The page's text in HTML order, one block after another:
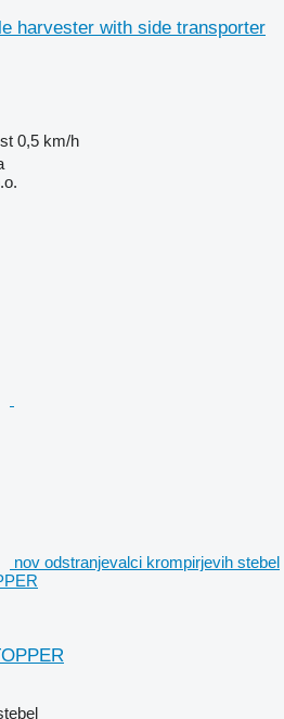
harvester with side transporter
0,5 km/h
nov odstranjevalci krompirjevih stebel